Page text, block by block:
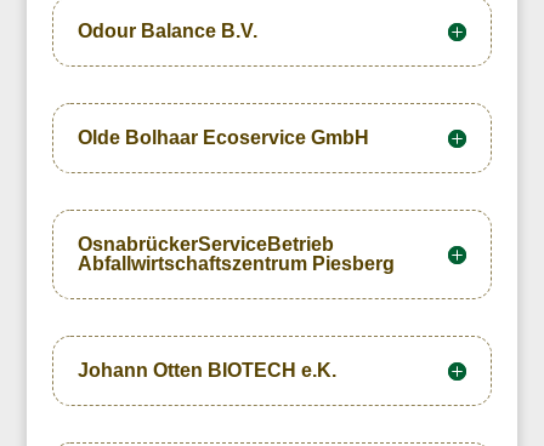
Odour Balance B.V.
Olde Bolhaar Ecoservice GmbH
OsnabrückerServiceBetrieb
Abfallwirtschaftszentrum Piesberg
Johann Otten BIOTECH e.K.